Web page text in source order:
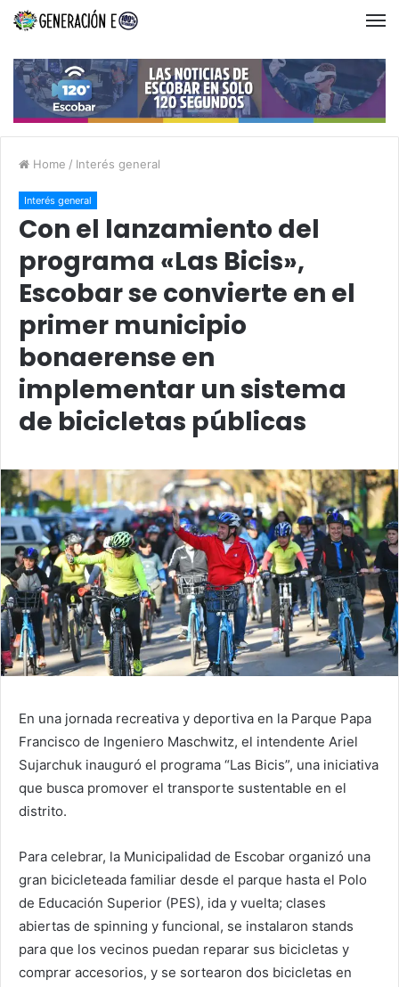
Home / Interés general
Interés general
Con el lanzamiento del
programa «Las Bicis»,
Escobar se convierte en el
primer municipio
bonaerense en
implementar un sistema
de bicicletas públicas
En una jornada recreativa y deportiva en la Parque Papa
Francisco de Ingeniero Maschwitz, el intendente Ariel
Sujarchuk inauguró el programa “Las Bicis”, una iniciativa
que busca promover el transporte sustentable en el
distrito.
Para celebrar, la Municipalidad de Escobar organizó una
gran bicicleteada familiar desde el parque hasta el Polo
de Educación Superior (PES), ida y vuelta; clases
abiertas de spinning y funcional, se instalaron stands
para que los vecinos puedan reparar sus bicicletas y
comprar accesorios, y se sortearon dos bicicletas en